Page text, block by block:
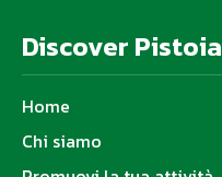
Discover Pistoia
Home
Chi siamo